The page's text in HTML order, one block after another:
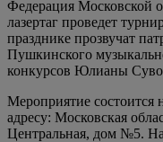
Федерация Московской
лазертаг проведет
празднике прозвучат
Пушкинского
конкурсов Юлианы
Мероприятие состоится
адресу: Московская
Центральная, дом №5.